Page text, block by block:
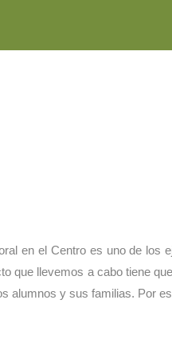
en el Centro es uno de
que llevemos a cabo tiene
alumnos y sus familias. Por